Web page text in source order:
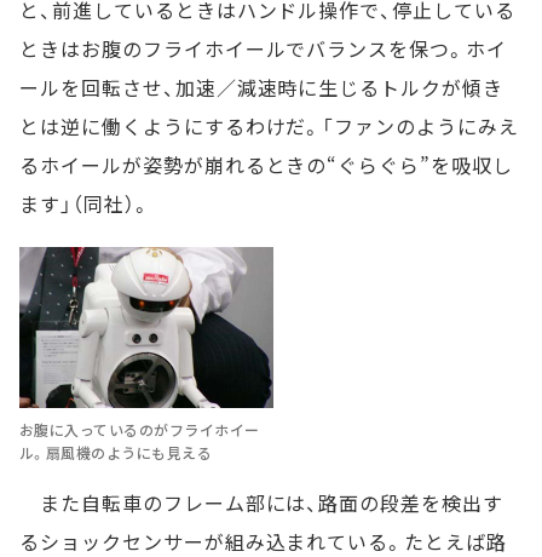
と、前進しているときはハンドル操作で、停止している
ときはお腹のフライホイールでバランスを保つ。ホイ
ールを回転させ、加速／減速時に生じるトルクが傾き
とは逆に働くようにするわけだ。「ファンのようにみえ
るホイールが姿勢が崩れるときの“ぐらぐら”を吸収し
ます」（同社）。
お腹に入っているのがフライホイー
ル。扇風機のようにも見える
また自転車のフレーム部には、路面の段差を検出す
るショックセンサーが組み込まれている。たとえば路